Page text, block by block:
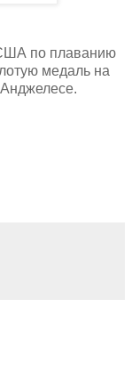
по плаванию
медаль на